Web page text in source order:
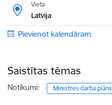
Vieta
Latvija
Pievienot kalendāram
Saistītas tēmas
Notikumi: Ministres darba plāns